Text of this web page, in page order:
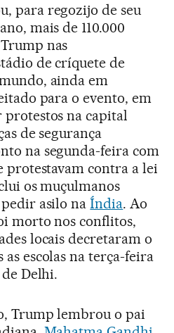
para regozijo de seu
mais de 110.000
nas
de críquete de
ainda em
para o evento, em
na capital
de segurança
na segunda-feira com
protestavam contra a lei
os muçulmanos
asilo naÍndia. Ao
morto nos conflitos,
locais decretaram o
escolas na terça-feira
Delhi.
Trump lembrou o pai